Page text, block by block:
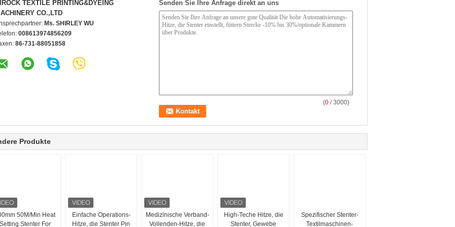
TEXTILE PRINTING&DYEING
CO.,LTD
Ms. SHIRLEY WU
008613974856209
86-731-88051858
Senden Sie Ihre Anfrage direkt an uns
(0 / 3000)
Produkte
50M/Min Heat
Setting Stenter For
Einfache Operations-
Hitze, die Stenter Pin
Medizinische Verband-
Vollenden-Hitze, die
High-Teche Hitze, die
Stenter, Gewebe
Spezifischer Stenter-
Textilmaschinen-